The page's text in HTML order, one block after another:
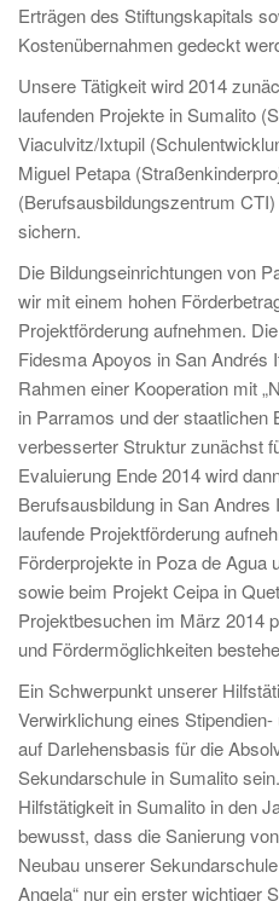
Erträgen des Stiftungskapitals
Kostenübernahmen gedeckt
Unsere Tätigkeit wird 2014
laufenden Projekte in Sumalito
Viaculvitz/Ixtupil
Miguel Petapa
(Berufsausbildungszentrum
sichern.
Die Bildungseinrichtungen von
wir mit einem hohen
Projektförderung aufnehmen.
Fidesma Apoyos in San Andrés
Rahmen einer Kooperation mit
in Parramos und der staatlichen
verbesserter Struktur zunächst
Evaluierung Ende 2014 wird
Berufsausbildung in San
laufende Projektförderung
Förderprojekte in Poza de Agua
sowie beim Projekt Ceipa in
Projektbesuchen im März 2014
und Fördermöglichkeiten
Ein Schwerpunkt unserer
Verwirklichung eines
auf Darlehensbasis für die
Sekundarschule in Sumalito
Hilfstätigkeit in Sumalito in den
bewusst, dass die Sanierung
Neubau unserer
Angela“ nur ein erster wichtiger